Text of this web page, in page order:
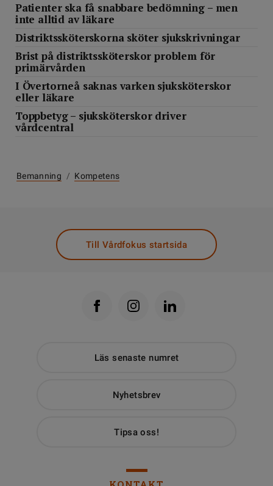
Patienter ska få snabbare bedömning – men
inte alltid av läkare
Distriktssköterskorna sköter sjukskrivningar
Brist på distriktssköterskor problem för
primärvården
I Övertorneå saknas varken sjuksköterskor
eller läkare
Toppbetyg – sjuksköterskor driver
vårdcentral
Bemanning / Kompetens
Till Vårdfokus startsida
Läs senaste numret
Nyhetsbrev
Tipsa oss!